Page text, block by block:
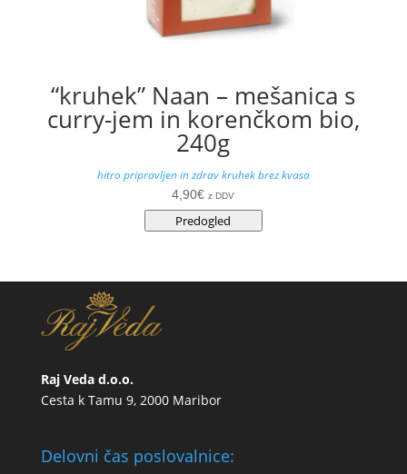
“kruhek” Naan – mešanica s
curry-jem in korenčkom bio,
240g
hitro pripravljen in zdrav kruhek brez kvasa
4,90€ z DDV
Predogled
Raj Veda d.o.o.
Cesta k Tamu 9, 2000 Maribor
Delovni čas poslovalnice: